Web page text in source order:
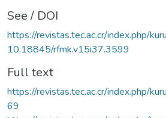
See / DOI
https://revistas.tec.ac.cr/index.php/
10.18845/rfmk.v15i37.3599
Full text
https://revistas.tec.ac.cr/index.php/
69